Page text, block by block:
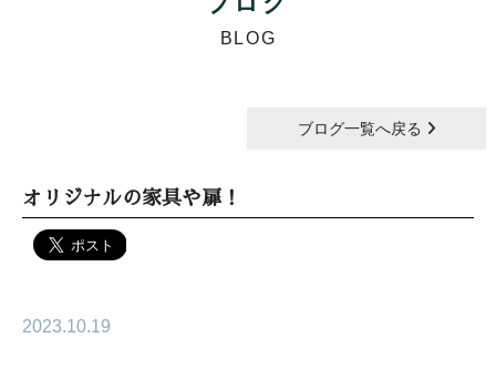
BLOG
ブログ一覧へ戻る
オリジナルの家具や扉！
2023.10.19